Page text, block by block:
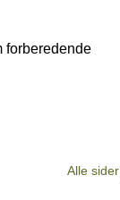
forberedende
Alle